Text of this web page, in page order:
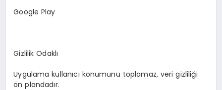
Google Play
Gizlilik Odaklı
Uygulama kullanıcı konumunu toplamaz, veri gizliliği
ön plandadır.